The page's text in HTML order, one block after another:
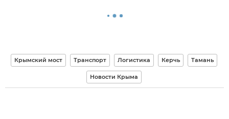
Крымский мост Транспорт Логистика Керчь Тамань
Новости Крыма